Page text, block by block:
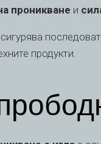
проникване и
продукти.